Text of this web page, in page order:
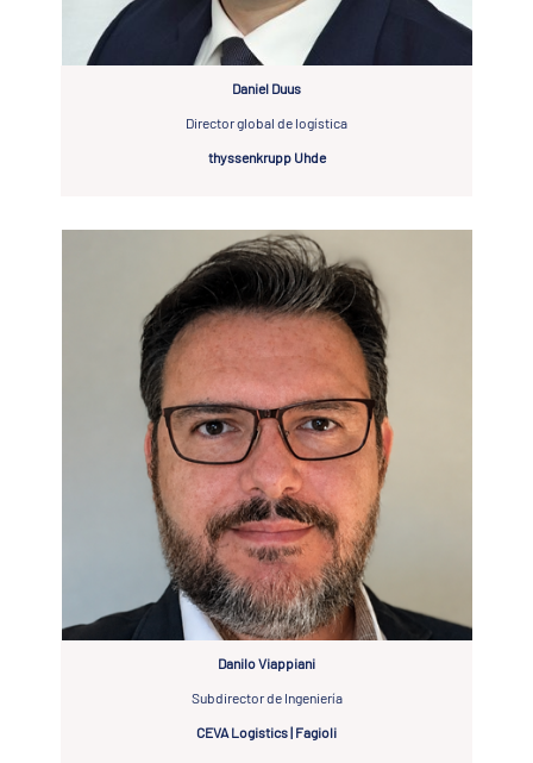
Daniel Duus
Director global de logística
thyssenkrupp Uhde
Danilo Viappiani
Subdirector de Ingeniería
CEVA Logistics | Fagioli